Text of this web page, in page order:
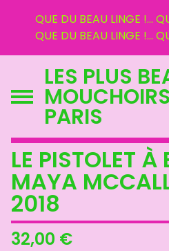
QUE DU BEAU LINGE !...
QUE DU BEAU LINGE !...
LES PLUS
PARIS
LE PISTOLET À
MAYA
2018
32,00 €